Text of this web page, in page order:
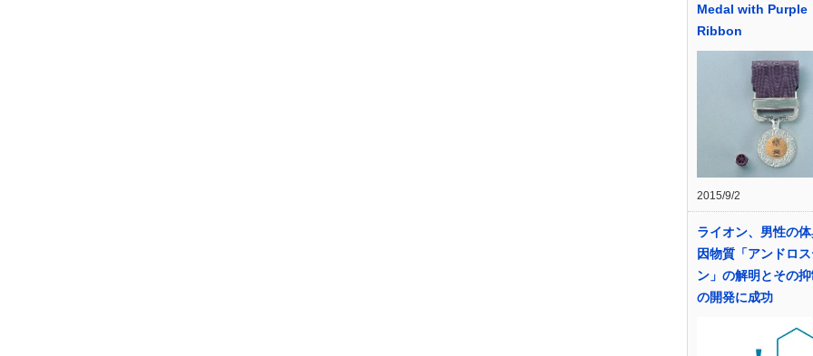
Medal with Purple
Ribbon
2015/9/2
ライオン、男性の
因物質「アンドロ
ン」の解明とその
の開発に成功